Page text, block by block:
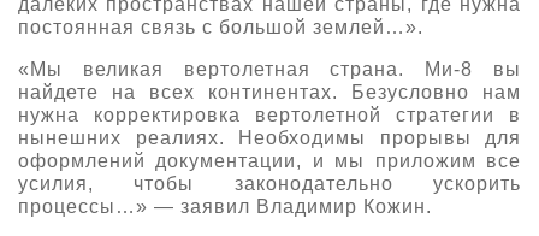
постоянная связь с большой землей…».
«Мы великая вертолетная страна. Ми-8 вы
найдете на всех континентах. Безусловно нам
нужна корректировка вертолетной стратегии в
нынешних реалиях. Необходимы прорывы для
оформлений документации, и мы приложим все
усилия, чтобы законодательно ускорить
процессы…» — заявил Владимир Кожин.